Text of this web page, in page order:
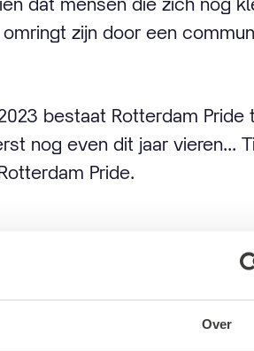
Over
zijn door een
bestaat Rotterdam Pride
nog even dit jaar vieren...
Pride.